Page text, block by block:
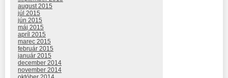
august 2015
júl 2015
jún 2015
máj 2015
apríl 2015
marec 2015
február 2015
január 2015
december 2014
november 2014